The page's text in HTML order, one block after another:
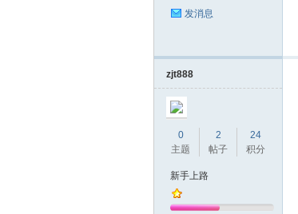
发消息
zjt888
0
主题
2
帖子
24
积分
新手上路